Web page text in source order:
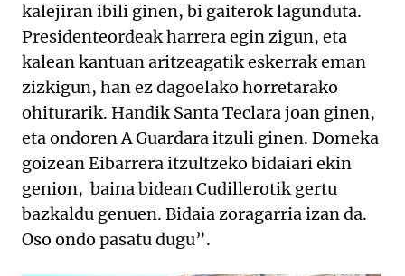
kalejiran ibili ginen, bi gaiterok lagunduta.
Presidenteordeak harrera egin zigun, eta
kalean kantuan aritzeagatik eskerrak eman
zizkigun, han ez dagoelako horretarako
ohiturarik. Handik Santa Teclara joan ginen,
eta ondoren A Guardara itzuli ginen. Domeka
goizean Eibarrera itzultzeko bidaiari ekin
genion, baina bidean Cudillerotik gertu
bazkaldu genuen. Bidaia zoragarria izan da.
Oso ondo pasatu dugu”.